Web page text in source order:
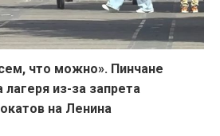
что можно». Пинчане
лагеря из-за запрета
на Ленина